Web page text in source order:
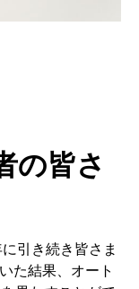
の皆さ
引き続き皆さま
た結果、オート